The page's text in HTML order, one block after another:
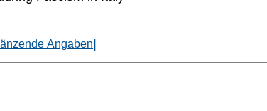
Angaben